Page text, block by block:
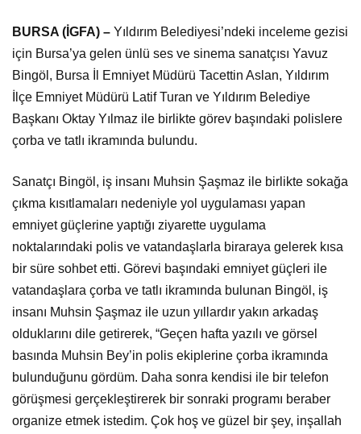
BURSA (İGFA) –Yıldırım Belediyesi’ndeki inceleme gezisi
için Bursa’ya gelen ünlü ses ve sinema sanatçısı Yavuz
Bingöl, Bursa İl Emniyet Müdürü Tacettin Aslan, Yıldırım
İlçe Emniyet Müdürü Latif Turan ve Yıldırım Belediye
Başkanı Oktay Yılmaz ile birlikte görev başındaki polislere
çorba ve tatlı ikramında bulundu.
Sanatçı Bingöl, iş insanı Muhsin Şaşmaz ile birlikte sokağa
çıkma kısıtlamaları nedeniyle yol uygulaması yapan
emniyet güçlerine yaptığı ziyarette uygulama
noktalarındaki polis ve vatandaşlarla biraraya gelerek kısa
bir süre sohbet etti. Görevi başındaki emniyet güçleri ile
vatandaşlara çorba ve tatlı ikramında bulunan Bingöl, iş
insanı Muhsin Şaşmaz ile uzun yıllardır yakın arkadaş
olduklarını dile getirerek, “Geçen hafta yazılı ve görsel
basında Muhsin Bey’in polis ekiplerine çorba ikramında
bulunduğunu gördüm. Daha sonra kendisi ile bir telefon
görüşmesi gerçekleştirerek bir sonraki programı beraber
organize etmek istedim. Çok hoş ve güzel bir şey, inşallah